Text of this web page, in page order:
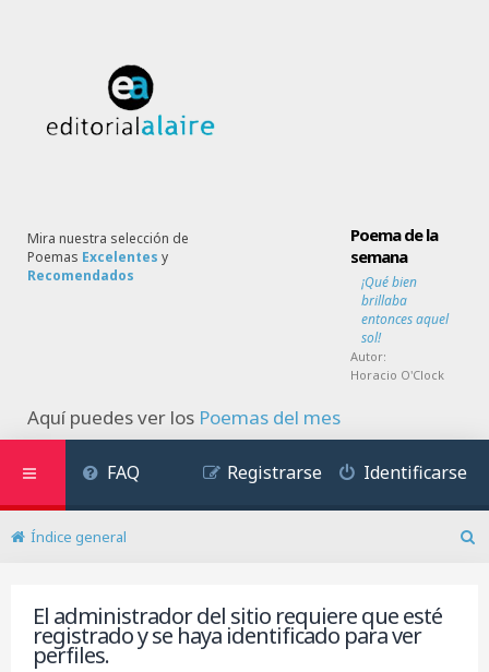
Mira nuestra selección de
Poemas Excelentes y
Recomendados
Poema de la
semana
¡Qué bien
brillaba
entonces aquel
sol!
Autor:
Horacio O'Clock
Aquí puedes ver los Poemas del mes
FAQ Identificarse
Registrarse
Índice general
El administrador del sitio requiere que esté
registrado y se haya identificado para ver
perfiles.